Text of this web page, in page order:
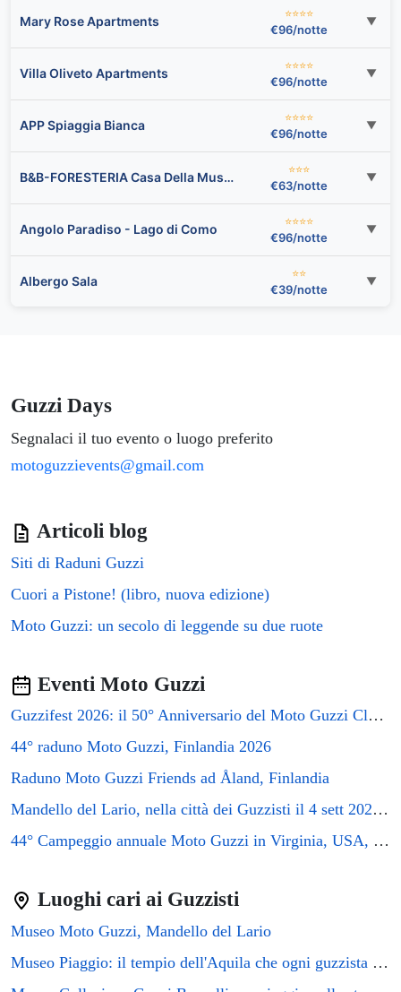
Mary Rose Apartments
⭐⭐⭐⭐
€96/notte
▼
Villa Oliveto Apartments
⭐⭐⭐⭐
€96/notte
▼
APP Spiaggia Bianca
⭐⭐⭐⭐
€96/notte
▼
B&B-FORESTERIA Casa Della Musica Lake Como
⭐⭐⭐
€63/notte
▼
Angolo Paradiso - Lago di Como
⭐⭐⭐⭐
€96/notte
▼
Albergo Sala
⭐⭐
€39/notte
▼
Guzzi Days
Segnalaci il tuo evento o luogo preferito
motoguzzievents@gmail.com
Articoli blog
Siti di Raduni Guzzi
Cuori a Pistone! (libro, nuova edizione)
Moto Guzzi: un secolo di leggende su due ruote
Eventi Moto Guzzi
Guzzifest 2026: il 50° Anniversario del Moto Guzzi Club GB
44° raduno Moto Guzzi, Finlandia 2026
Raduno Moto Guzzi Friends ad Åland, Finlandia
Mandello del Lario, nella città dei Guzzisti il 4 sett 2026 si terrà il raduno GMG2026
44° Campeggio annuale Moto Guzzi in Virginia, USA, 2026
Luoghi cari ai Guzzisti
Museo Moto Guzzi, Mandello del Lario
Museo Piaggio: il tempio dell'Aquila che ogni guzzista deve visitare